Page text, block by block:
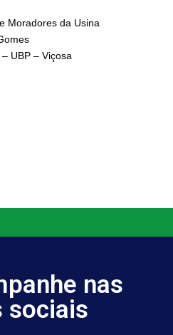
Moradores da Usina
UBP – Viçosa
nas
sociais